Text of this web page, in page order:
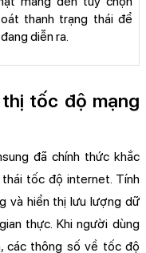
thanh trạng thái để
diễn ra.
tốc độ mạng
đã chính thức khắc
tốc độ internet. Tính
và hiển thị lưu lượng dữ
thực. Khi người dùng
các thông số về tốc độ